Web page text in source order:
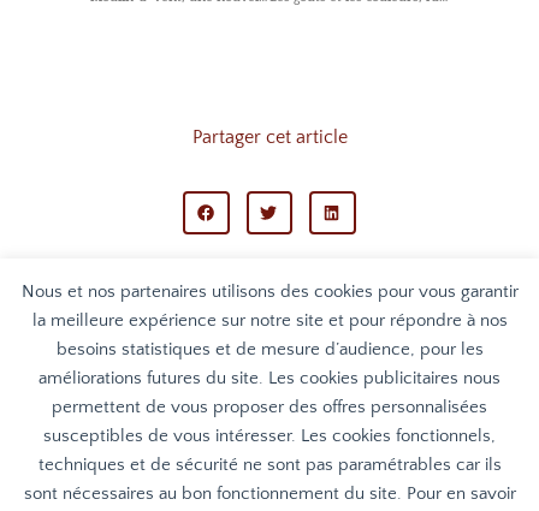
Nous et nos partenaires utilisons des cookies pour vous garantir
la meilleure expérience sur notre site et pour répondre à nos
besoins statistiques et de mesure d’audience, pour les
améliorations futures du site. Les cookies publicitaires nous
permettent de vous proposer des offres personnalisées
susceptibles de vous intéresser. Les cookies fonctionnels,
techniques et de sécurité ne sont pas paramétrables car ils
sont nécessaires au bon fonctionnement du site. Pour en savoir
Partager cet article